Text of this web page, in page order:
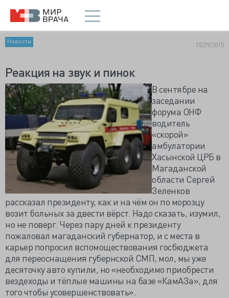
Новости 10/29/2015
Реакция на звук и пинок
В сентябре на
заседании
форума ОНФ
водитель
«скорой»
амбулатории
Хасынской ЦРБ в
Магаданской
области Сергей
Зеленков
рассказал президенту, как и на чём он по морозцу
возит больных за двести вёрст. Надо сказать, изумил,
но не поверг. Через пару дней к президенту
пожаловал магаданский губернатор, и с места в
карьер попросил вспомоществования госбюджета
для переоснащения губернской СМП, мол, мы уже
десяточку авто купили, но «необходимо приобрести
вездеходы и тёплые машины на базе «КамАЗа», для
того чтобы усовершенствовать».